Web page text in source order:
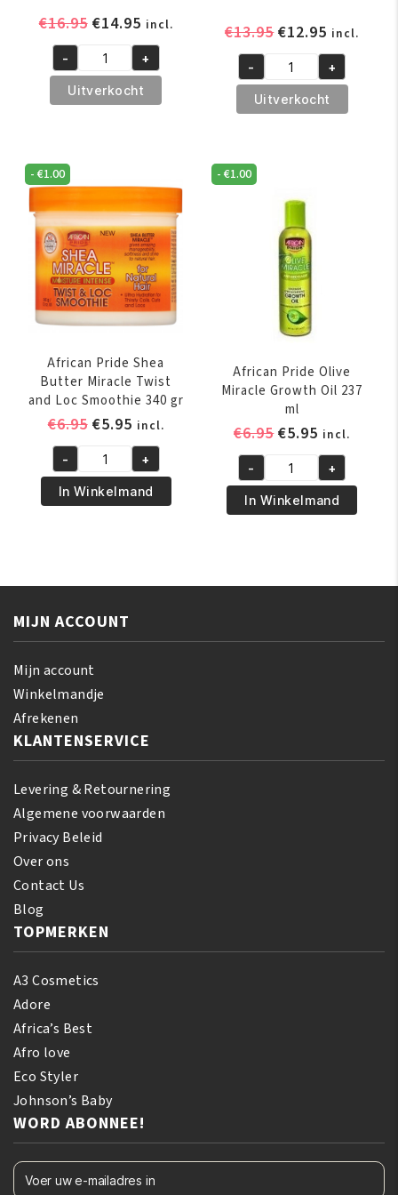
€16.95 Oorspronkelijke
was:
€16.95.
€14.95Huidige
prijs
is:
€14.95.
incl.
A3
Revita
Hair
200
aantal
- +
Uitverkocht
€13.95
was:
€13.95.
€12.95 Huidige
prijs
is:
€12.95.
incl.
A3
Revita
Shimmer
Spray
200
- +
Uitverkocht
-€1.00
African Pride Shea
Butter Miracle Twist
and Loc Smoothie 340 gr
€6.95 Oorspronkelijke
was:
€6.95.
€5.95Huidige
prijs
is:
€5.95.
incl.
African
Pride
Shea
Loc
Smoothie
gr
aantal
- +
In Winkelmand
-€1.00
African Pride Olive
Miracle Growth Oil 237
ml
€6.95
was:
€6.95.
€5.95 Huidige
prijs
is:
€5.95.
incl.
African
Pride
Olive
Oil
aantal
- +
In Winkelmand
MIJN ACCOUNT
Mijn account
Winkelmandje
Afrekenen
KLANTENSERVICE
Levering & Retournering
Algemene voorwaarden
Privacy Beleid
Over ons
Contact Us
Blog
TOPMERKEN
A3 Cosmetics
Adore
Africa’s Best
Afro love
Eco Styler
Johnson’s Baby
WORD ABONNEE!